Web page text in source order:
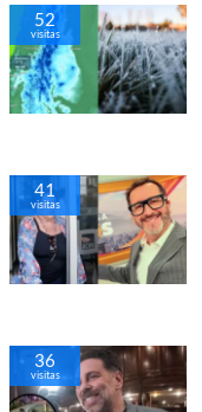
52
visitas
41
visitas
36
visitas